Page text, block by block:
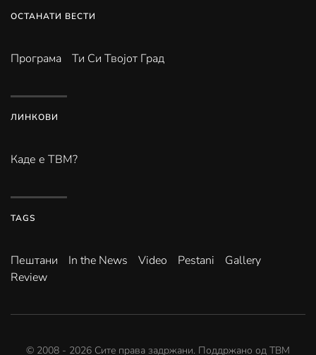
ОСТАНАТИ ВЕСТИ
Програма Ти Си Твојот Град
ЛИНКОВИ
Каде е ТВМ?
TAGS
Пештани In the News Video Pestani
Gallery
Review
© 2008 - 2026 Сите права задржани. Поддржано од ТВМ